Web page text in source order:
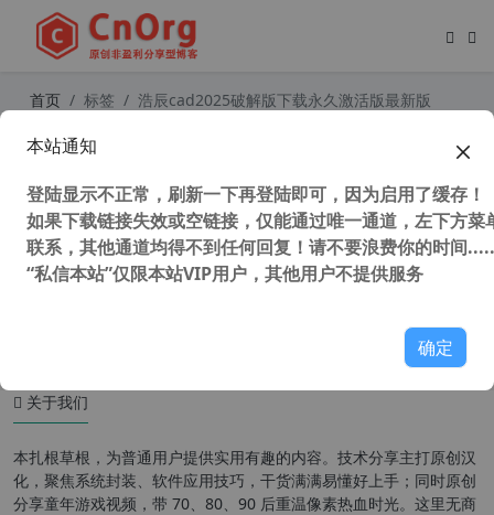
首页 标签 浩辰cad2025破解版下载永久激活版最新版
全网唯一 GstarCAD2025 浩辰CAD20
Pro YXTOOL 2025 中文版 修复官方
无2025无专业版问题
关于我们
本扎根草根，为普通用户提供实用有趣的内容。技术分享主打原创汉
化，聚焦系统封装、软件应用技巧，干货满满易懂好上手；同时原创
分享童年游戏视频，带 70、80、90 后重温像素热血时光。这里无商
本站通知
登陆显示不正常，刷新一下再登陆即可，因为启用了缓存！
如果下载链接失效或空链接，仅能通过唯一通道，左下方菜
联系，其他通道均得不到任何回复！请不要浪费你的时间
“私信本站”仅限本站VIP用户，其他用户不提供服务
确定